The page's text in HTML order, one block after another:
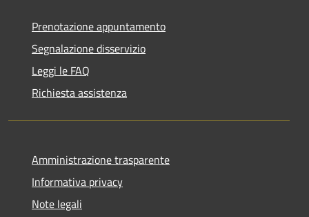
Prenotazione appuntamento
Segnalazione disservizio
Leggi le FAQ
Richiesta assistenza
Amministrazione trasparente
Informativa privacy
Note legali